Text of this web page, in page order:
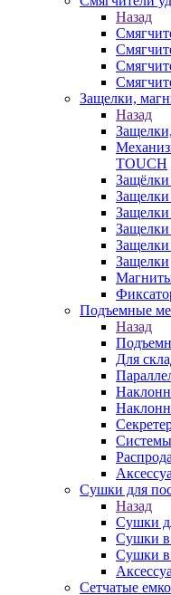
Назад
Защелки,
Назад
TOUCH
Защелки
Подъемные
Назад
Для
Системы
Сушки для
Назад
Сушки
Сушки в
Сушки в
Сетчатые